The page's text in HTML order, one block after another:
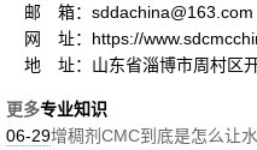
邮 箱：sddachina@163.com
网 址：https://
地 址：山东省淄博市周村区
更多专业知识
06-29增稠剂CMC到底是怎么让